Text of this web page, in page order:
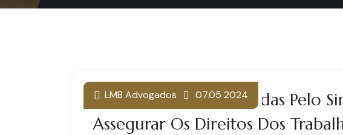
Ações Coletivas Ajuizadas Pelo
Assegurar Os Direitos Dos
LMB Advogados 14.05 2024
LMB Advogados 07.05 2024